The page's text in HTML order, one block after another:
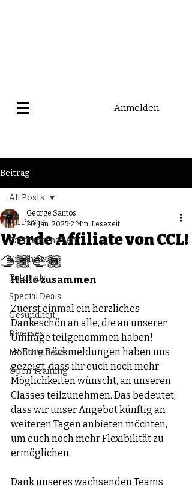
Anmelden
Beitrag
All Posts
Partnerschaften
Ernährung
Tutorials
Special Deals
Gesundheit
Diverses
Monthly news
Open Training
All Posts
Werde Affiliate von CCL!
🫱🏾‍🫲🏾
George Santos
20. Jan. 2025 2 Min. Lesezeit
Hallo zusammen
Zuerst einmal ein herzliches
Dankeschön an alle, die an unserer
Umfrage teilgenommen haben!
🎉 Eure Rückmeldungen haben uns
gezeigt, dass ihr euch noch mehr
Möglichkeiten wünscht, an unseren
Classes teilzunehmen. Das bedeutet,
dass wir unser Angebot künftig an
weiteren Tagen anbieten möchten,
um euch noch mehr Flexibilität zu
ermöglichen.
Dank unseres wachsenden Teams